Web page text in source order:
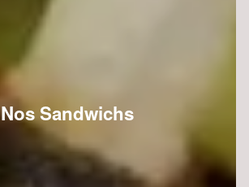
Nos Sandwichs